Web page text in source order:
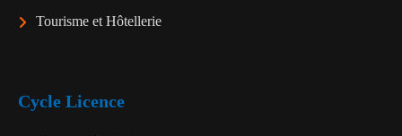
Tourisme et Hôtellerie
Cycle Licence